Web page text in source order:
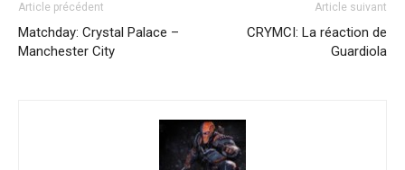
Article précédent
Matchday: Crystal Palace –
Manchester City
Article suivant
CRYMCI: La réaction de
Guardiola